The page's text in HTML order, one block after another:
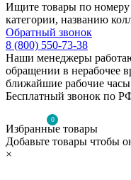
Ищите товары по номеру
категории, названию
Обратный звонок
8 (800) 550-73-38
Наши менеджеры
обращении в нерабочее
ближайшие рабочие
Бесплатный звонок по
0
Избранные товары
Добавьте товары чтобы
×